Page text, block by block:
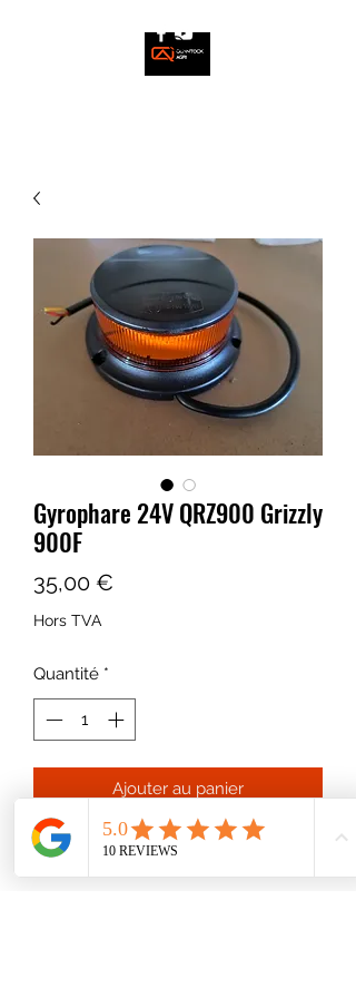
Gyrophare 24V QRZ900 Grizzly
900F
35,00 €
Hors TVA
Quantité *
Ajouter au panier
Gyrophare